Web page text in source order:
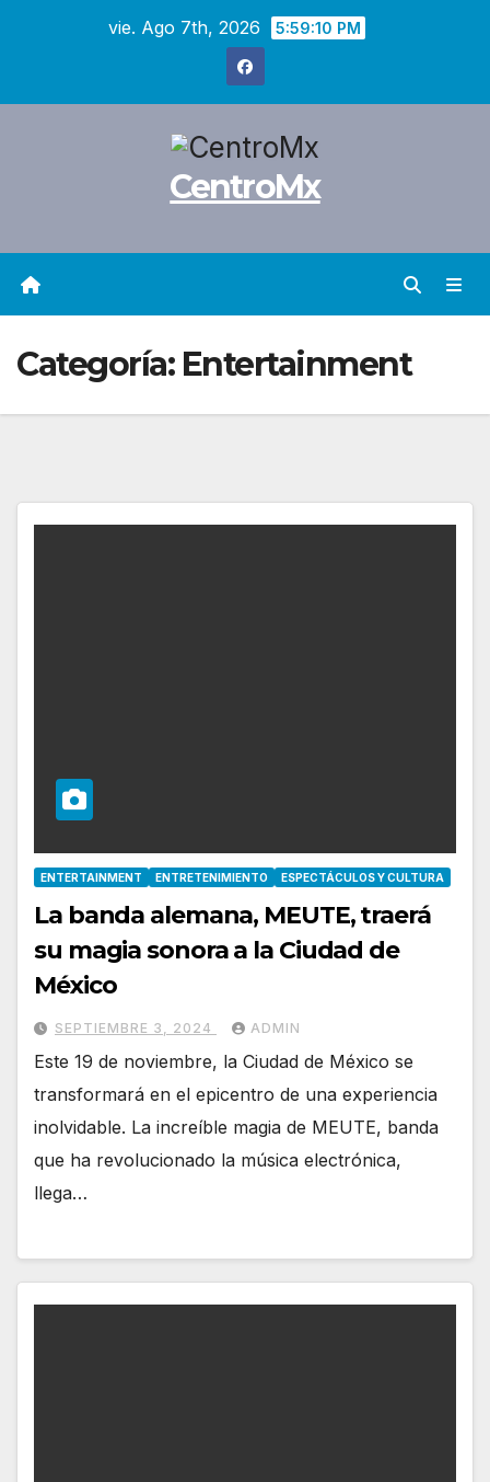
vie. Ago 7th, 2026 5:59:11 PM
CentroMx
Categoría: Entertainment
ENTERTAINMENT ENTRETENIMIENTO ESPECTÁCULOS Y CULTURA
La banda alemana, MEUTE, traerá
su magia sonora a la Ciudad de
México
SEPTIEMBRE 3, 2024 ADMIN
Este 19 de noviembre, la Ciudad de México se
transformará en el epicentro de una experiencia
inolvidable. La increíble magia de MEUTE, banda
que ha revolucionado la música electrónica,
llega…